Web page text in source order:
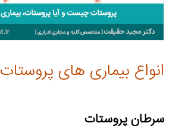
انواع بیماری های پروستات
سرطان پروستات